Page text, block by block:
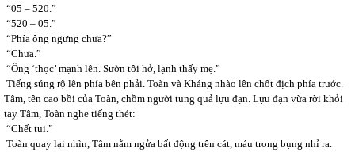
“05 – 520.”
“520 – 05.”
“Phía ông ngưng chưa?”
“Chưa.”
“Ông ‘thọc’ mạnh lên. Sườn tôi hở, lạnh thấy mẹ.”
Tiếng súng rộ lên phía bên phải. Toàn và Kháng nhào lên chốt địch phía trước.
Tâm, tên cao bồi của Toàn, chồm người tung quả lựu đạn. Lựu đạn vừa rời khỏi
tay Tâm, Toàn nghe tiếng thét:
“Chết tui.”
Toàn quay lại nhìn, Tâm nằm ngửa bất động trên cát, máu trong bụng nhỉ ra.